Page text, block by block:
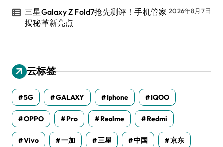
三星Galaxy Z Fold7抢先测评！手机管家
揭秘革新亮点
2026年8月7日
云标签
5G GALAXY Iphone IQOO
OPPO Pro Realme Redmi
Vivo 一加 三星 中国 京东